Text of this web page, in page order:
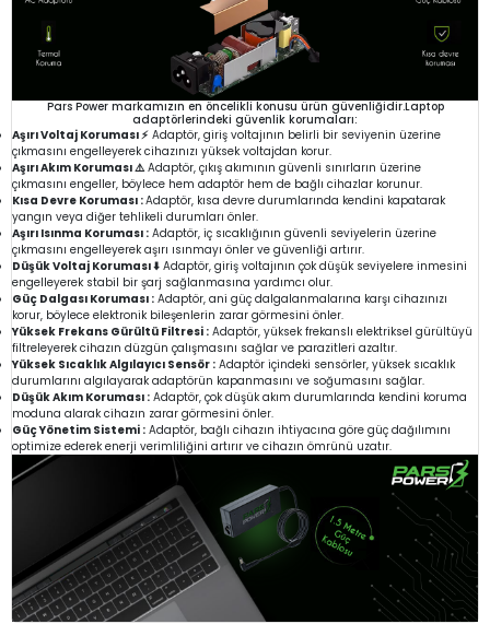
Pars Power markamızın en öncelikli konusu ürün güvenliğidir.Laptop
adaptörlerindeki güvenlik korumaları:
Aşırı Voltaj Koruması ⚡ Adaptör, giriş voltajının belirli bir seviyenin üzerine
çıkmasını engelleyerek cihazınızı yüksek voltajdan korur.
Aşırı Akım Koruması ⚠️Adaptör, çıkış akımının güvenli sınırların üzerine
çıkmasını engeller, böylece hem adaptör hem de bağlı cihazlar korunur.
Kısa Devre Koruması :Adaptör, kısa devre durumlarında kendini kapatarak
yangın veya diğer tehlikeli durumları önler.
Aşırı Isınma Koruması : Adaptör, iç sıcaklığının güvenli seviyelerin üzerine
çıkmasını engelleyerek aşırı ısınmayı önler ve güvenliği artırır.
Düşük Voltaj Koruması ⬇️ Adaptör, giriş voltajının çok düşük seviyelere inmesini
engelleyerek stabil bir şarj sağlanmasına yardımcı olur.
Güç Dalgası Koruması : Adaptör, ani güç dalgalanmalarına karşı cihazınızı
korur, böylece elektronik bileşenlerin zarar görmesini önler.
Yüksek Frekans Gürültü Filtresi : Adaptör, yüksek frekanslı elektriksel gürültüyü
filtreleyerek cihazın düzgün çalışmasını sağlar ve parazitleri azaltır.
Yüksek Sıcaklık Algılayıcı Sensör : Adaptör içindeki sensörler, yüksek sıcaklık
durumlarını algılayarak adaptörün kapanmasını ve soğumasını sağlar.
Düşük Akım Koruması : Adaptör, çok düşük akım durumlarında kendini koruma
moduna alarak cihazın zarar görmesini önler.
Güç Yönetim Sistemi : Adaptör, bağlı cihazın ihtiyacına göre güç dağılımını
optimize ederek enerji verimliliğini artırır ve cihazın ömrünü uzatır.